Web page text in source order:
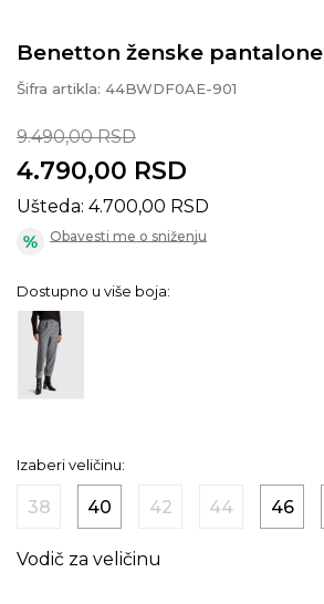
Benetton ženske pantalone
Šifra artikla: 44BWDF0AE-901
9.490,00 RSD
4.790,00 RSD
Ušteda: 4.700,00 RSD
Obavesti me o sniženju
Dostupno u više boja:
Izaberi veličinu:
38 40 42 44 46
Vodič za veličinu